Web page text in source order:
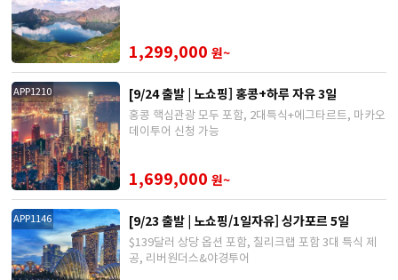
1,299,000 원~
APP1210 [9/24 출발 | 노쇼핑] 홍콩+하루 자유 3일
홍콩 핵심관광 모두 포함, 2대특식+에그타르트, 마카오
데이투어 신청 가능
1,699,000 원~
APP1146 [9/23 출발 | 노쇼핑/1일자유] 싱가포르 5일
$139달러 상당 옵션 포함, 칠리크랩 포함 3대 특식 제
공, 리버원더스&야경투어